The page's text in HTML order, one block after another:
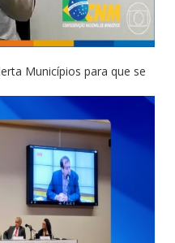
Municípios para que se